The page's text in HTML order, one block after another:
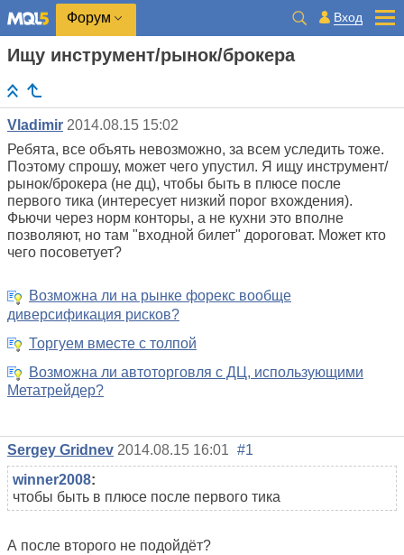
Форум Вход
Ищу инструмент/рынок/брокера
Vladimir 2014.08.15 15:02
Ребята, все объять невозможно, за всем уследить тоже.
Поэтому спрошу, может чего упустил. Я ищу инструмент/
рынок/брокера (не дц), чтобы быть в плюсе после
первого тика (интересует низкий порог вхождения).
Фьючи через норм конторы, а не кухни это вполне
позволяют, но там "входной билет" дороговат. Может кто
чего посоветует?
Возможна ли на рынке форекс вообще
диверсификация рисков?
Торгуем вместе с толпой
Возможна ли автоторговля с ДЦ, использующими
Метатрейдер?
Sergey Gridnev 2014.08.15 16:01 #1
winner2008:
чтобы быть в плюсе после первого тика
А после второго не подойдёт?